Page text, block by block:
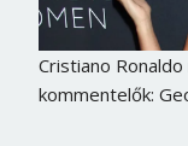
Cristiano
kommentelők: